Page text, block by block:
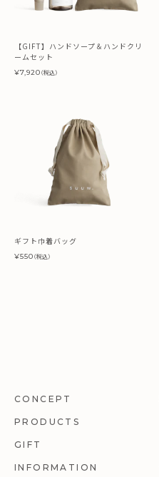
【GIFT】ハンドソープ＆ハンドクリ
ームセット
¥7,920（税込）
ギフト巾着バッグ
¥550（税込）
CONCEPT
PRODUCTS
GIFT
INFORMATION